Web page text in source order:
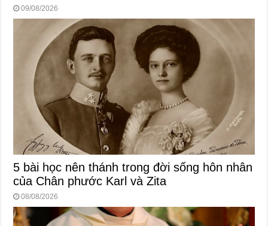
09/08/2026
5 bài học nên thánh trong đời sống hôn nhân
của Chân phước Karl và Zita
08/08/2026